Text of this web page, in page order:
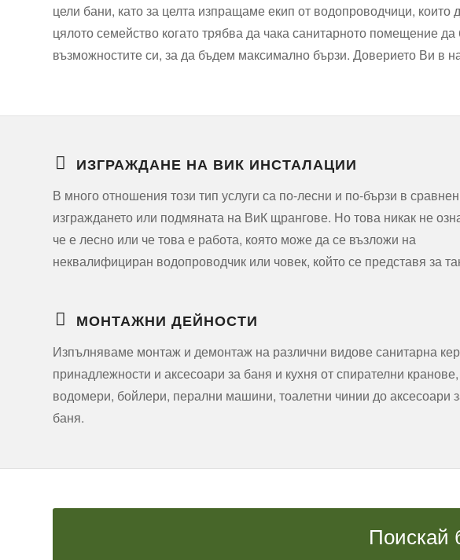
цели бани, като за целта изпращаме екип от водопроводчици,
цялото семейство когато трябва да чака санитарното помещение
възможностите си, за да бъдем максимално бързи. Доверието Ви в
ИЗГРАЖДАНЕ НА ВИК ИНСТАЛАЦИИ
В много отношения този тип услуги са по-лесни и по-бързи в
изграждането или подмяната на ВиК щрангове. Но това никак не
че е лесно или че това е работа, която може да се възложи на
неквалифициран водопроводчик или човек, който се представя за
МОНТАЖНИ ДЕЙНОСТИ
Изпълняваме монтаж и демонтаж на различни видове санитарна
принадлежности и аксесоари за баня и кухня от спирателни кранове,
водомери, бойлери, перални машини, тоалетни чинии до аксесоари
баня.
Поискай